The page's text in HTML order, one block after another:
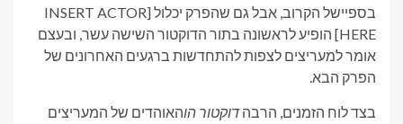
בספיישל הקרוב, אבל גם שהפרק יכלול [INSERT ACTOR
HERE] הופיע לראשונה בתור הדוקטור השישה עשר, ובעצם
אומר למעריצים לצפות להתחדשות ברגעים האחרונים של
הפרק הבא.
בצד לוח הזמנים, הרבהדוקטור הוהאוהדים של המעריצים